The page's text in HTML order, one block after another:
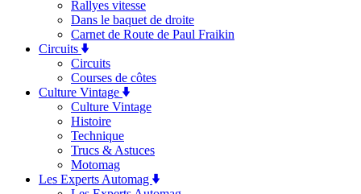
Rallyes vitesse
Dans le baquet de droite
Carnet de Route de Paul Fraikin
Circuits
Circuits
Courses de côtes
Culture Vintage
Culture Vintage
Histoire
Technique
Trucs & Astuces
Motomag
Les Experts Automag